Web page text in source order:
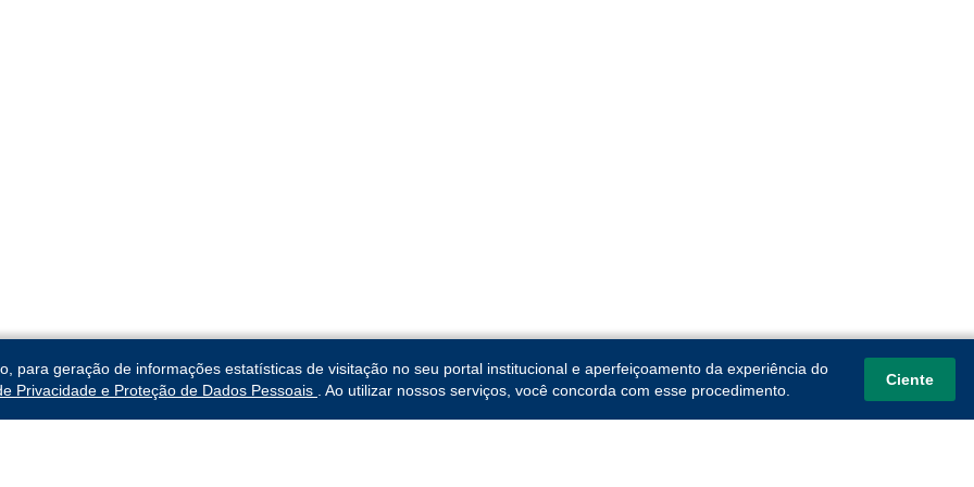
para geração de informações estatísticas de visitação no seu portal institucional e aperfeiçoamento da experiência do
Privacidade e Proteção de Dados Pessoais . Ao utilizar nossos serviços, você concorda com esse procedimento.
Ciente